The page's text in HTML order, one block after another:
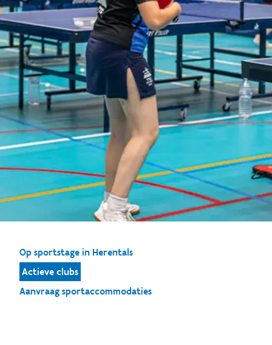
Op sportstage in Herentals
Actieve clubs
Aanvraag sportaccommodaties